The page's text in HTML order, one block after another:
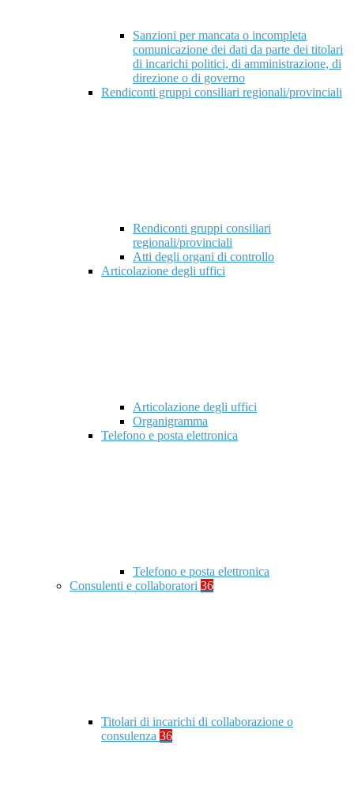
Sanzioni per mancata o incompleta
comunicazione dei dati da parte dei titolari
di incarichi politici, di amministrazione, di
direzione o di governo
Rendiconti gruppi consiliari regionali/provinciali
Rendiconti gruppi consiliari
regionali/provinciali
Atti degli organi di controllo
Articolazione degli uffici
Articolazione degli uffici
Organigramma
Telefono e posta elettronica
Telefono e posta elettronica
Consulenti e collaboratori 36
Titolari di incarichi di collaborazione o
consulenza 36